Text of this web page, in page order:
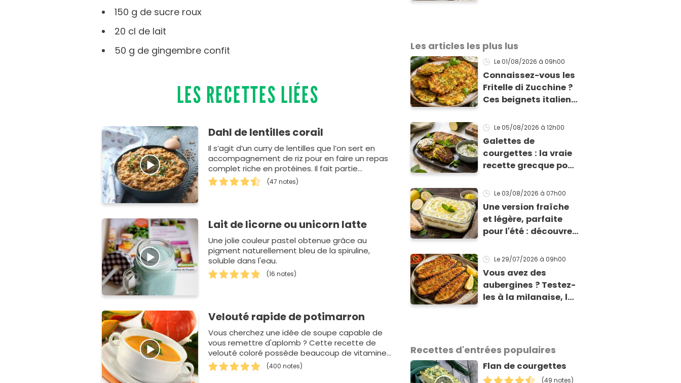
150 g de sucre roux
20 cl de lait
50 g de gingembre confit
LES RECETTES LIÉES
Dahl de lentilles corail
Il s’agit d’un curry de lentilles que l’on sert en
accompagnement de riz pour en faire un repas
complet riche en protéines. Il fait partie…
(47 notes)
Lait de licorne ou unicorn latte
Une jolie couleur pastel obtenue grâce au
pigment naturellement bleu de la spiruline,
soluble dans l'eau.
(16 notes)
Velouté rapide de potimarron
Vous cherchez une idée de soupe capable de
vous remettre d'aplomb ? Cette recette de
velouté coloré possède beaucoup de vitamines.
Donc,…
(400 notes)
Les articles les plus lus
Le 01/08/2026 à 09h00
Connaissez-vous les
Fritelle di Zucchine ?
Ces beignets italiens
en 10 min sont un pur
délice !
Le 05/08/2026 à 12h00
Galettes de
courgettes : la vraie
recette grecque pour
enfin à la cuisson
Le 03/08/2026 à 07h00
Une version fraîche
et légère, parfaite
pour l'été : découvrez
de Viviana, la
gagnante de Top
Chef !
Le 29/07/2026 à 09h00
Vous avez des
aubergines ? Testez-
les à la milanaise, la
Recettes d'entrées populaires
Flan de courgettes
(49 notes)